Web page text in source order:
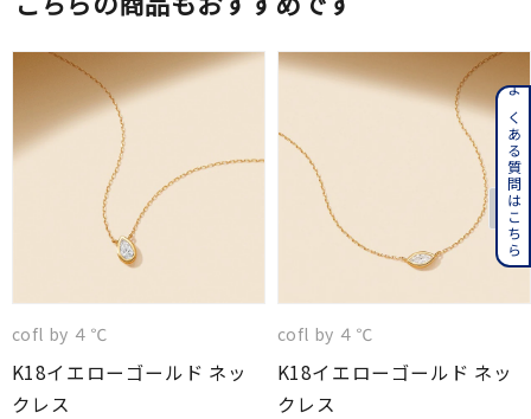
cofl by ４℃
K18イエローゴールド ネッ
クレス
cofl by ４℃
K18イエローゴールド ネッ
クレス
よくある質問はこちら